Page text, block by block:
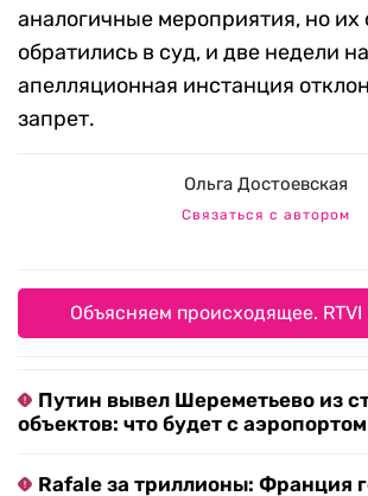
аналогичные мероприятия, но их
обратились в суд, и две недели
апелляционная инстанция
запрет.
Ольга Достоевская
Связаться с автором
Объясняем происходящее. RTVI
Путин вывел Шереметьево из
объектов: что будет с аэропортом
Rafale за триллионы: Франция